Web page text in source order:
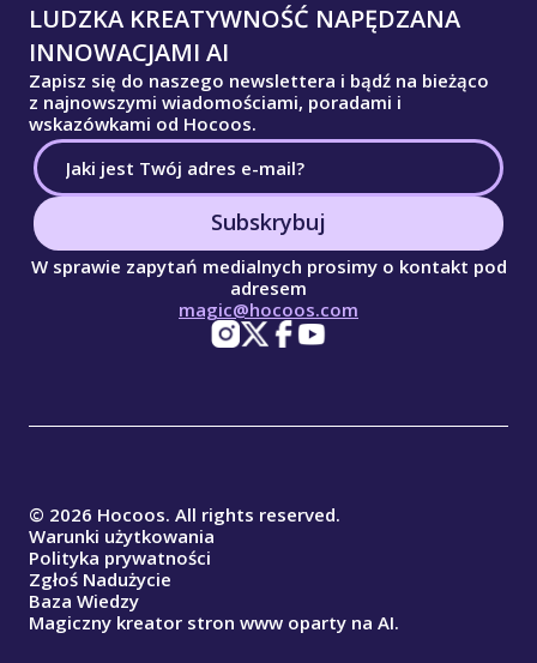
LUDZKA KREATYWNOŚĆ NAPĘDZANA
INNOWACJAMI AI
Zapisz się do naszego newslettera i bądź na bieżąco
z najnowszymi wiadomościami, poradami i
wskazówkami od Hocoos.
Subskrybuj
W sprawie zapytań medialnych prosimy o kontakt pod
adresem
magic@hocoos.com
© 2026 Hocoos. All rights reserved.
Warunki użytkowania
Polityka prywatności
Zgłoś Nadużycie
Baza Wiedzy
Magiczny kreator stron www oparty na AI.